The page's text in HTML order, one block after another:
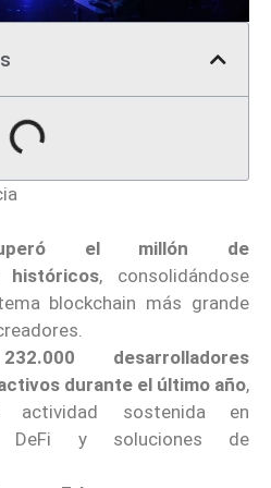
el millón de
históricos, consolidándose
blockchain más grande
232.000 desarrolladores
durante el último año,
actividad sostenida en
DeFi y soluciones de